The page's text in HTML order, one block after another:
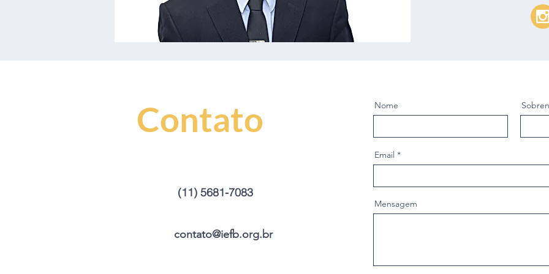
Contato
(11) 5681-7083
contato@iefb.org.br
Nome
Email
Mensagem